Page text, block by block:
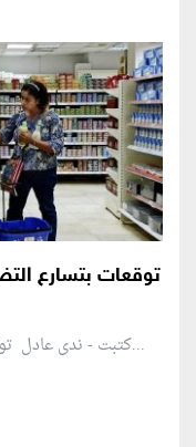
توقعات بتسارع
كتبت - ندى عادل توقع محللون وخبراء اقتصاد عودة التضخم...